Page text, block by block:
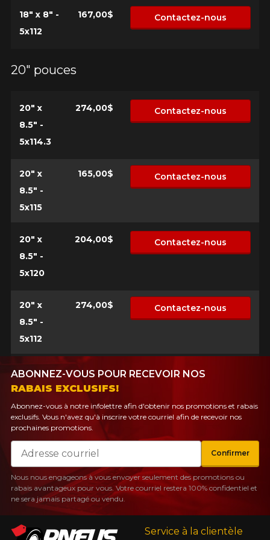
18" x 8" -
5x112
167,00$ Contactez-nous
20" pouces
20" x
8.5" -
5x114.3
274,00$ Contactez-nous
20" x
8.5" -
5x115
165,00$ Contactez-nous
20" x
8.5" -
5x120
204,00$ Contactez-nous
20" x
8.5" -
5x112
274,00$ Contactez-nous
Service à la clientèle
ABONNEZ-VOUS POUR RECEVOIR NOS
RABAIS EXCLUSIFS!
Abonnez-vous à notre infolettre afin d'obtenir nos promotions et rabais
exclusifs. Vous n'avez qu'à inscrire votre courriel afin de recevoir nos
prochaines promotions.
Courriel
Confirmer
Nous nous engageons à vous envoyer seulement des promotions ou
rabais avantageux pour vous. Votre courriel restera 100% confidentiel et
ne sera jamais partagé ou vendu.